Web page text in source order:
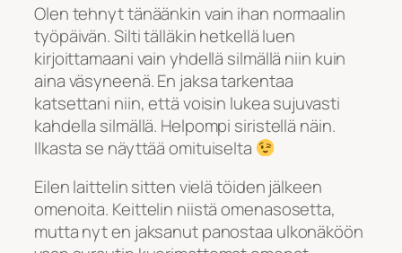
Olen tehnyt tänäänkin vain ihan normaalin
työpäivän. Silti tälläkin hetkellä luen
kirjoittamaani vain yhdellä silmällä niin kuin
aina väsyneenä. En jaksa tarkentaa
katsettani niin, että voisin lukea sujuvasti
kahdella silmällä. Helpompi siristellä näin.
Ilkasta se näyttää omituiselta
Eilen laittelin sitten vielä töiden jälkeen
omenoita. Keittelin niistä omenasosetta,
mutta nyt en jaksanut panostaa ulkonäköön